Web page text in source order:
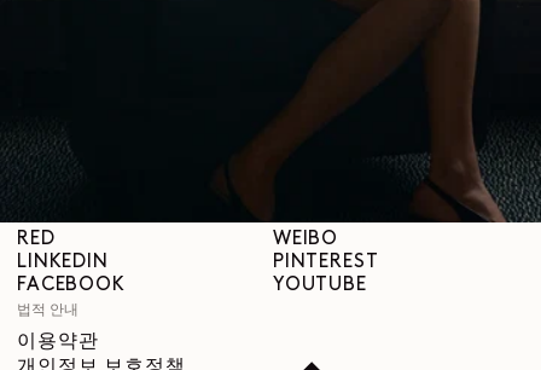
철회 권리
추적 가능성
RED
LINKEDIN
FACEBOOK
WEIBO
PINTEREST
YOUTUBE
법적 안내
이용약관